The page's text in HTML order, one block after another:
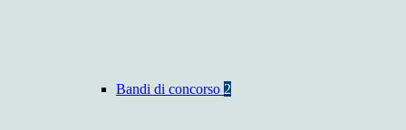
Bandi di concorso 2